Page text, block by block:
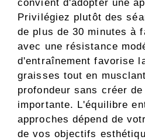
convient d'adopter une
Privilégiez plutôt des
de plus de 30 minutes à
avec une résistance
d'entraînement favorise
graisses tout en
profondeur sans créer
importante. L'équilibre
approches dépend de
de vos objectifs